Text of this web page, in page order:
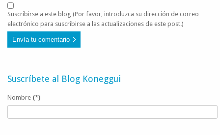
Suscribirse a este blog (Por favor, introduzca su dirección de correo
electrónico para suscribirse a las actualizaciones de este post.)
Envía tu comentario
Suscríbete al Blog Koneggui
Nombre (*)